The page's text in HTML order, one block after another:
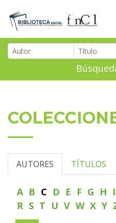
AUTORES TÍTULOS
A B C D E F G H I
R S T U V W X Y